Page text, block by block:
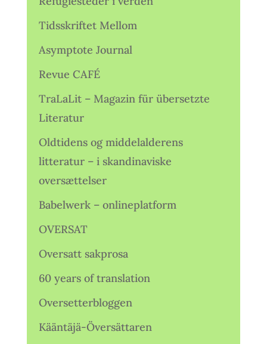
Tidsskriftet Mellom
Asymptote Journal
Revue CAFÉ
TraLaLit – Magazin für übersetzte
Literatur
Oldtidens og middelalderens
litteratur – i skandinaviske
oversættelser
Babelwerk – onlineplatform
OVERSAT
Oversatt sakprosa
60 years of translation
Oversetterbloggen
Kääntäjä-Översättaren